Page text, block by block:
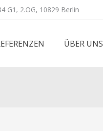
G1, 2.OG, 10829 Berlin
ÜBER UNS